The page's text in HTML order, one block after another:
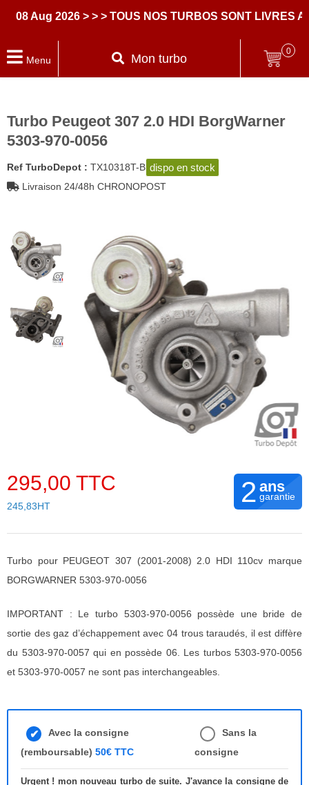
Aug 2026 > > > TOUS NOS TURBOS SONT LIVRES
Menu Mon turbo
0
Turbo Peugeot 307 2.0 HDI BorgWarner
5303-970-0056
Ref TurboDepot : TX10318T-B dispo en stock
Livraison 24/48h CHRONOPOST
295,00 TTC
245,83HT 2 ans
garantie
Turbo pour PEUGEOT 307 (2001-2008) 2.0 HDI 110cv marque
BORGWARNER 5303-970-0056
IMPORTANT : Le turbo 5303-970-0056 possède une bride de
sortie des gaz d’échappement avec 04 trous taraudés, il est diffère
du 5303-970-0057 qui en possède 06. Les turbos 5303-970-0056
et 5303-970-0057 ne sont pas interchangeables.
Avec la consigne
(remboursable) 50€ TTC
Sans la
consigne
Urgent ! mon nouveau turbo de suite. J'avance la consigne de